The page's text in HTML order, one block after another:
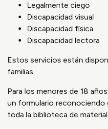
Legalmente ciego
Discapacidad visual
Discapacidad física
Discapacidad lectora
Estos servicios están
familias.
Para los menores de 18
un formulario reconociendo
toda la biblioteca de